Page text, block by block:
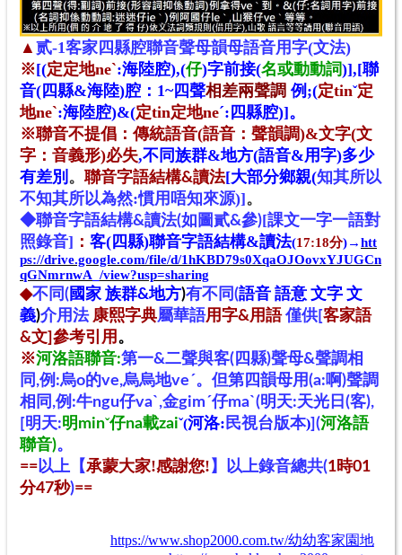
▲ 贰-1客家四縣腔聯音聲母韻母語音用字(文法)
※[(定定地neˋ:海陸腔),(仔)字前接(名或動動詞)],[聯
音(四縣&海陸)腔：1~四聲相差兩聲調 例;(定tinˇ定
地neˋ:海陸腔)&(定tin定地neˊ: 四縣腔)]。
※聯音不提倡 ：傳統語音(語音：聲韻調)&文字(文
字：音義形)必失,不同族群&地方(語音&用字)多少
有差別 。 聯音字語結構&讀法[大部分鄉親(知其所以
不知其所以為然:慣用唔知來源)]。
◆聯音字語結構&讀法(如圖貳&參)[課文一字一語對
照錄音] ： 客(四縣)聯音字語結構&讀法(17:18分)→htt
ps://drive.google.com/file/d/1hKBD79s0XqaOJOovxYJUGCn
qGNmrnwA_/view?usp=sharing
◆不同( 國家 族群&地方)有不同(語音 語意 文字 文
義)介用法 康熙字典屬華語用字&用語 僅供[ 客家語
&文 ]參考引用 。
※河洛語聯音:第一&二聲與客(四縣)聲母&聲調相
同,例:烏o的ve,烏烏地veˊ。但第四韻母用(a:啊)聲調
相同,例:牛ngu仔vaˋ,金gimˊ仔maˋ(明天:天光日(客),
[明天:明minˇ仔na載zaiˇ(河洛:民視台版本) (河洛語
聯音)。
==以上【承蒙大家!感謝您! 】 以上錄音總共(1時01
分47秒)==
https://www.shop2000.com.tw/幼幼客家園地